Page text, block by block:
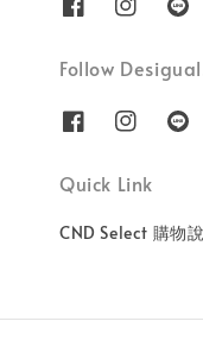
Follow
Quick Link
CND Select 購物